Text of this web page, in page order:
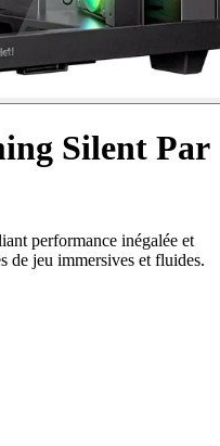
Silent Par
performance inégalée et
de jeu immersives et fluides.